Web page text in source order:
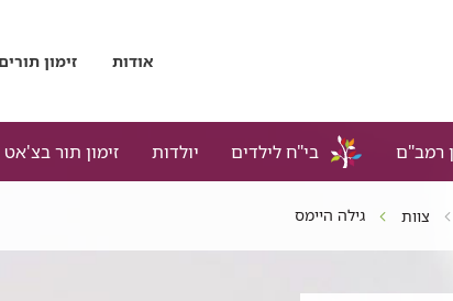
אודות זימון
רמב"ם בי"ח לילדים יולדות זימון תור בצ'אט
צוות גילה היימס